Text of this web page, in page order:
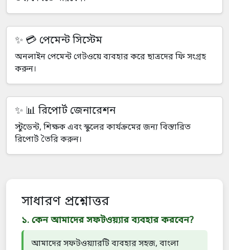
💳 পেমেন্ট সিস্টেম
অনলাইন পেমেন্ট গেটওয়ে ব্যবহার করে ছাত্রদের ফি সংগ্রহ
করুন।
📊 রিপোর্ট জেনারেশন
স্টুডেন্ট, শিক্ষক এবং স্কুলের কার্যক্রমের জন্য বিস্তারিত
রিপোর্ট তৈরি করুন।
সাধারণ প্রশ্নোত্তর
১. কেন আমাদের সফটওয়্যার ব্যবহার করবেন?
আমাদের সফটওয়্যারটি ব্যবহার সহজ, বাংলা